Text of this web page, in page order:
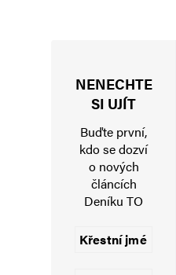
Uložit do prohlížeče jméno, e-
NENECHTE
SI UJÍT
Buďte první,
kdo se dozví
o nových
článcích
Deníku TO